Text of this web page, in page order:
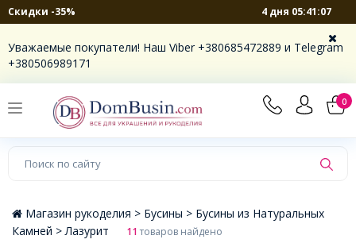
Скидки -35% 4 дня 05:41:06
Уважаемые покупатели! Наш Viber +380685472889 и Telegram
+380506989171
0
×
Магазин рукоделия > Бусины > Бусины из Натуральных
Камней >Лазурит 11товаров найдено